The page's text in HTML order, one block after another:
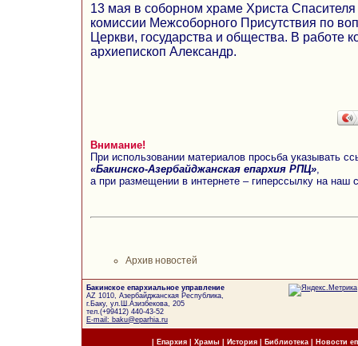
13 мая в соборном храме Христа
комиссии Межсоборного Присутствия по
Церкви, государства и общества. В работе
архиепископ Александр.
Внимание!
При использовании материалов просьба указывать
«Бакинско-Азербайджанская епархия РПЦ»
а при размещении в интернете – гиперссылку на наш
Архив новостей
Бакинское епархиальное управление
AZ 1010, Азербайджанская Республика,
г.Баку, ул.Ш.Азизбекова, 205
тел.(+99412) 440-43-52
E-mail: baku@eparhia.ru
Епархия| Храмы История| Библиотека Новости